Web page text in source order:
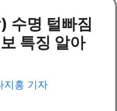
수명 털빠짐
특징 알아
지홍 기자